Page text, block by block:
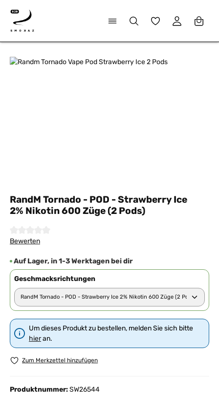
springen
Du hast 0
Bildergalerie überspringen
RandM Tornado - POD - Strawberry Ice
2% Nikotin 600 Züge (2 Pods)
Durchschnittliche Bewertung von 0 von 5 Sternen
Bewerten
Auf Lager, in 1-3 Werktagen bei dir
Geschmacksrichtungen
Um dieses Produkt zu bestellen, melden Sie sich bitte
hieran.
Zum Merkzettel hinzufügen
Produktnummer:SW26544